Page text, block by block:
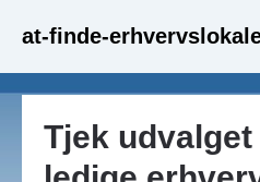
at-finde-
Tjek udvalget